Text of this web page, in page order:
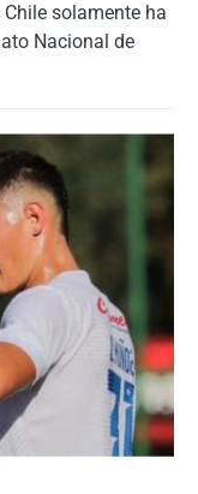
solamente ha
Nacional de